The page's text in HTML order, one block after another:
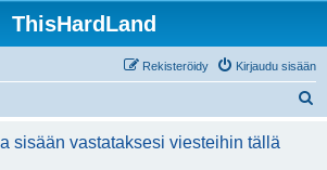
ThisHardLand
Kirjaudu sisään
Rekisteröidy
sisään vastataksesi viesteihin tällä